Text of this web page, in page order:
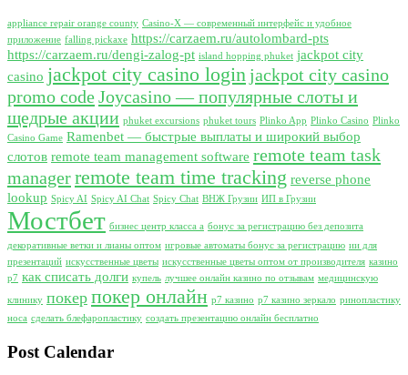
appliance repair orange county Casino-X — современный интерфейс и удобное
приложение falling pickaxe https://carzaem.ru/autolombard-pts
https://carzaem.ru/dengi-zalog-pt island hopping phuket jackpot city
casino jackpot city casino login jackpot city casino
promo codeJoycasino — популярные слоты и
щедрые акции phuket excursions phuket tours Plinko App Plinko Casino Plinko
Casino Game Ramenbet — быстрые выплаты и широкий выбор
слотов remote team management software remote team task
managerremote team time tracking reverse phone
lookup Spicy AI Spicy AI Chat Spicy Chat ВНЖ Грузии ИП в Грузии
Мостбет бизнес центр класса а бонус за регистрацию без депозита
декоративные ветки и лианы оптом игровые автоматы бонус за регистрацию ии для
презентаций искусственные цветы искусственные цветы оптом от производителя казино
р7 как списать долги купель лучшее онлайн казино по отзывам медицинскую
клинику покер покер онлайн р7 казино р7 казино зеркало ринопластику
носа сделать блефаропластику создать презентацию онлайн бесплатно
Post Calendar